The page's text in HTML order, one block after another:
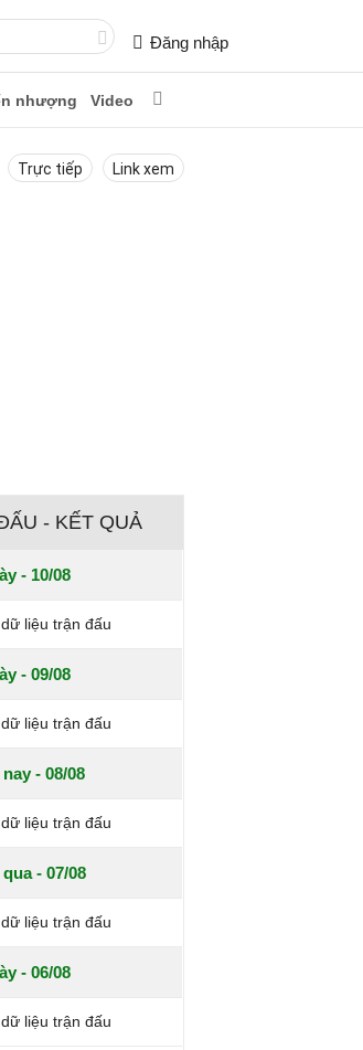
Đăng nhập
nhượng Video
Trực tiếp Link xem
- KẾT QUẢ
- 10/08
liệu trận đấu
- 09/08
liệu trận đấu
- 08/08
liệu trận đấu
- 07/08
liệu trận đấu
- 06/08
liệu trận đấu